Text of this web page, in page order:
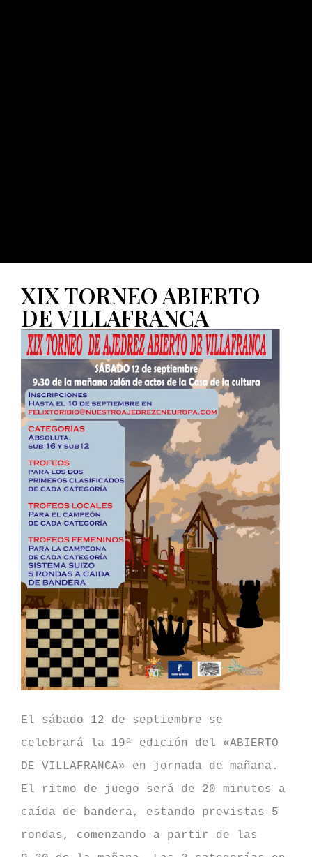
XIX TORNEO ABIERTO
DE VILLAFRANCA
El sábado 12 de septiembre se
celebrará la 19ª edición del «ABIERTO
DE VILLAFRANCA» en jornada de mañana.
El ritmo de juego será de 20 minutos a
caída de bandera, estando previstas 5
rondas, comenzando a partir de las